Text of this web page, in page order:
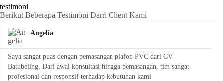
testimoni
Berikut Beberapa Testimoni Darri Client Kami
Angelia
Saya sangat puas dengan pemasangan plafon PVC dari CV
Batubeling. Dari awal konsultasi hingga pemasangan, tim sangat
profesional dan responsif terhadap kebutuhan kami